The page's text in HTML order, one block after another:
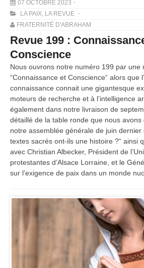
07 OCTOBRE 2023
LA PAIX, LA REVUE
FRATERNITÉ D'ABRAHAM
Revue 199 :
Conscience
Nous ouvrons notre numéro 199 par une
“Connaissance et Conscience“ alors que
connaissance connait une gigantesque
moteurs de recherche et à l’intelligence
également dans notre livraison de
détaillé de la table ronde que nous avons
notre assemblée générale de juin dernier
textes sacrés ont-ils une histoire ?“ ainsi
avec Christian Albecker, Président de
protestantes d’Alsace Lorraine, et le
sur l’exigence de paix dans un monde